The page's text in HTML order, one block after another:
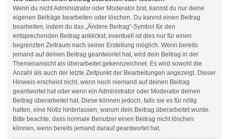
Wenn du nicht Administrator oder Moderator bist, kannst du nur deine
eigenen Beiträge bearbeiten oder löschen. Du kannst einen Beitrag
bearbeiten, indem du das „Ändere Beitrag“-Symbol für den
entsprechenden Beitrag anklickst; eventuell ist dies nur für einen
begrenzten Zeitraum nach seiner Erstellung möglich. Wenn bereits
jemand auf deinen Beitrag geantwortet hat, wird dein Beitrag in der
Themenansicht als überarbeitet gekennzeichnet. Es wird sowohl die
Anzahl als auch der letzte Zeitpunkt der Bearbeitungen angezeigt. Dieser
Hinweis erscheint nicht, wenn noch niemand auf deinen Beitrag
geantwortet hat oder wenn ein Administrator oder Moderator deinen
Beitrag überarbeitet hat. Diese können jedoch, falls sie es für nötig
halten, eine Notiz hinterlassen, warum dein Beitrag überarbeitet wurde.
Bitte beachte, dass normale Benutzer einen Beitrag nicht löschen
können, wenn bereits jemand darauf geantwortet hat.